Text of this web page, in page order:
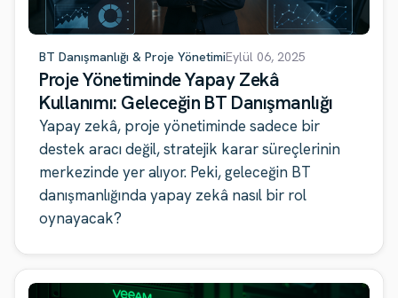
BT Danışmanlığı & Proje YönetimiEylül 06, 2025
Proje Yönetiminde Yapay Zekâ
Kullanımı: Geleceğin BT Danışmanlığı
Yapay zekâ, proje yönetiminde sadece bir
destek aracı değil, stratejik karar süreçlerinin
merkezinde yer alıyor. Peki, geleceğin BT
danışmanlığında yapay zekâ nasıl bir rol
oynayacak?